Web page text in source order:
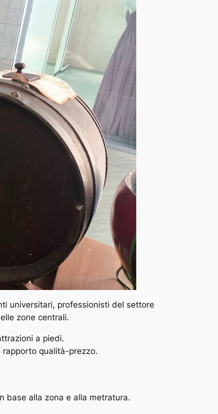
universitari, professionisti del settore
zone centrali.
a piedi.
qualità-prezzo.
base alla zona e alla metratura.